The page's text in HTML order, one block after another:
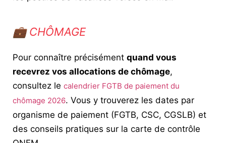
💼 CHÔMAGE
Pour connaître précisément quand vous
recevrez vos allocations de chômage,
consultez le calendrier FGTB de paiement du
chômage 2026. Vous y trouverez les dates par
organisme de paiement (FGTB, CSC, CGSLB) et
des conseils pratiques sur la carte de contrôle